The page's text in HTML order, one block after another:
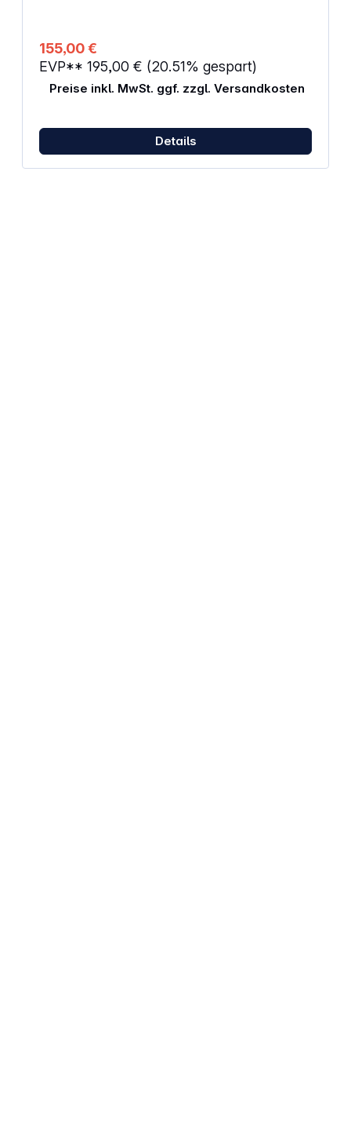
sicheren Trennen auf die Inhalte Ihrer USB
Festplatte zu, ohne das Kabel vom Computer
trennen und erneut anschließen zu müssen Inklusive
Transcend Elite Datenmanagementsoftware
155,00 €
EVP** 195,00 € (20.51% gespart)
Preise inkl. MwSt. ggf. zzgl. Versandkosten
Details